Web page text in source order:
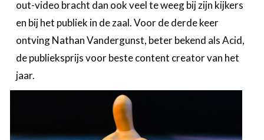
out-video bracht dan ook veel te weeg bij zijn kijkers
en bij het publiek in de zaal. Voor de derde keer
ontving Nathan Vandergunst, beter bekend als Acid,
de publieksprijs voor beste content creator van het
jaar.